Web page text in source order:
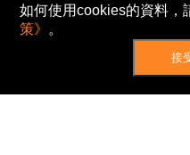
如何使用cookies的資料，
策》 。
接